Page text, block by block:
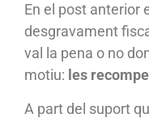
En el post anterior
desgravament
val la pena o no
motiu: les
A part del suport